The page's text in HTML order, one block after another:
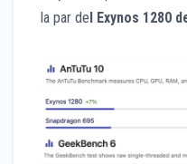
la par del Exynos 1280